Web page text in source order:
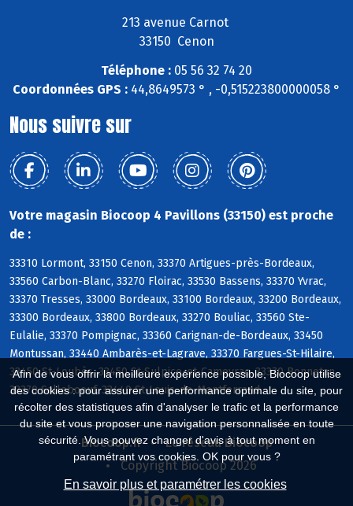
Afin de vous offrir la meilleure expérience possible, Biocoop utilise
des cookies : pour assurer une performance optimale du site, pour
récolter des statistiques afin d'analyser le trafic et la performance
du site et vous proposer une navigation personnalisée en toute
sécurité. Vous pouvez changer d'avis à tout moment en
paramétrant vos cookies. OK pour vous ?
En savoir plus et paramétrer les cookies
213 avenue Carnot
33150 Cenon
Téléphone : 05 56 32 74 20
Coordonnées GPS : 44,8649573 ° , -0,515223800000058 °
Nous suivre sur
Votre magasin Biocoop 4 Pavillons (33150) est proche
de :
33310 Lormont, 33150 Cenon, 33370 Artigues-près-Bordeaux,
33560 Carbon-Blanc, 33270 Floirac, 33530 Bassens, 33370 Yvrac,
33370 Tresses, 33000 Bordeaux, 33100 Bordeaux, 33200 Bordeaux,
33300 Bordeaux, 33800 Bordeaux, 33270 Bouliac, 33560 Ste-
Eulalie, 33370 Pompignac, 33360 Carignan-de-Bordeaux, 33450
Montussan, 33440 Ambarès-et-Lagrave, 33370 Fargues-St-Hilaire,
33450 St-Loubès, 33450 St-Sulpice-et-Cameyrac, 33370 Bonnetan,
33370 Salleboeuf, 33440 St-Louis-de-Montferrand
Biocoop.fr
Le réseau Biocoop
Copyright Biocoop 2026